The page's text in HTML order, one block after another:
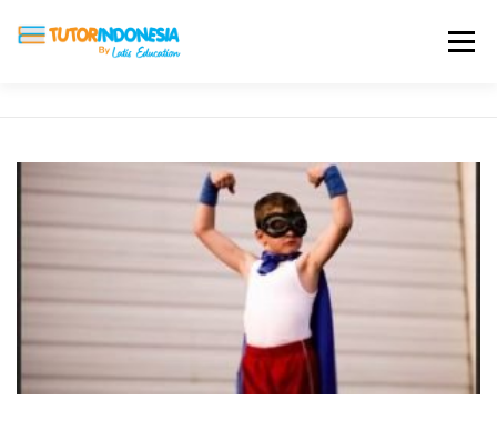
Menu
TESTIMONI PROFIL ALUMNI